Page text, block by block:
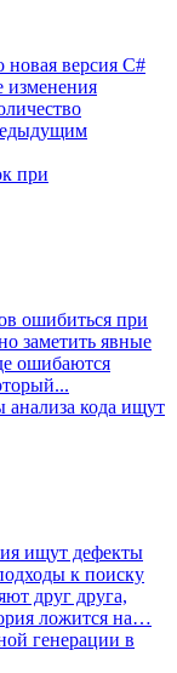
новая версия C#
изменения
при
ошибиться при
заметить явные
ошибаются
кода ищут
ищут дефекты
к поиску
друг друга,
ложится на…
генерации в